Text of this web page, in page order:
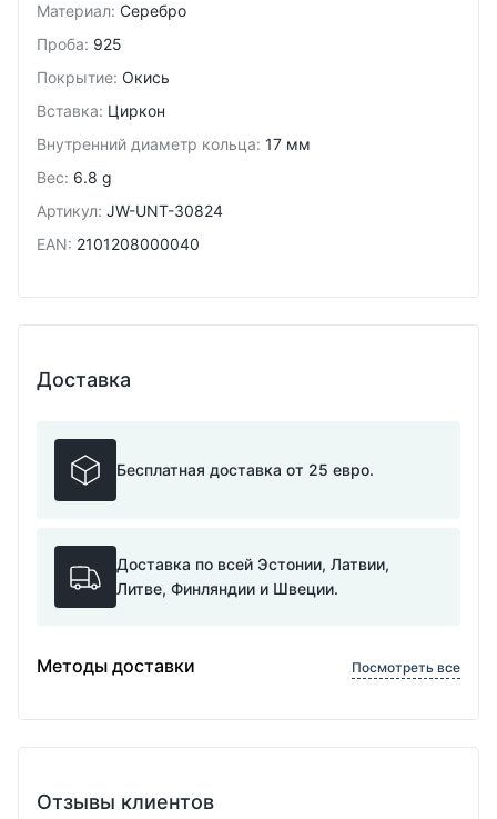
Материал: Серебро
Проба: 925
Покрытие: Окись
Вставка: Циркон
Внутренний диаметр кольца: 17 мм
Вес: 6.8 g
Артикул: JW-UNT-30824
EAN: 2101208000040
Доставка
Бесплатная доставка от 25 евро.
Доставка по всей Эстонии, Латвии,
Литве, Финляндии и Швеции.
Методы доставки Посмотреть все
Отзывы клиентов